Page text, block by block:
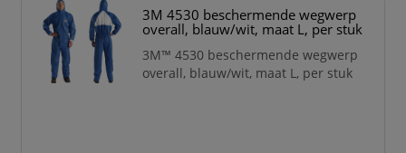
warmtestress en de hele dag
meer comfort
Uitstekende barrière tegen droge
deeltjes en bepaalde chemische
spetters (CE Type 5/6)
3M 4530 beschermende wegwerp
overall, blauw/wit, maat L, per stuk
3M™ 4530 beschermende wegwerp
overall, blauw/wit, maat L, per stuk